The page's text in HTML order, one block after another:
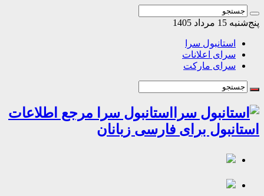
مرداد 1405
استانبول سرا
سرای اعلانات
سرای مارکت
استانبول سرا مرجع اطلاعات
برای فارسی زبانان